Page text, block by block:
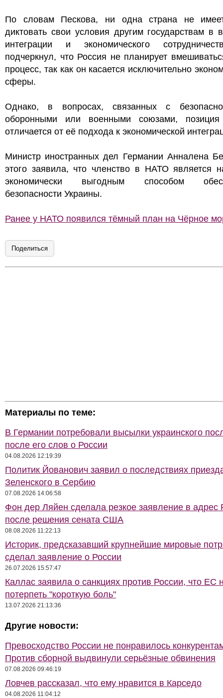
По словам Пескова, ни одна страна не
диктовать свои условия другим государствам в
интеграции и экономического
подчеркнул, что Россия не планирует
процесс, так как он касается исключительно
сферы.
Однако, в вопросах, связанных с
оборонными или военными союзами, позиция
отличается от её подхода к экономической
Министр иностранных дел Германии Анналена
этого заявила, что членство в НАТО является
экономически выгодным способом
безопасности Украины.
Ранее у НАТО появился тёмный план на Чёрное
Поделиться
Материалы по теме:
В Германии потребовали высылки украинского
после его слов о России
04.08.2026 12:19:39
Политик Йованович заявил о последствиях
Зеленского в Сербию
07.08.2026 14:06:58
Фон дер Ляйен сделала резкое заявление в адрес
после решения сената США
08.08.2026 11:22:13
Историк, предсказавший крупнейшие мировые
сделал заявление о России
26.07.2026 15:57:47
Каллас заявила о санкциях против России, что ЕС
потерпеть "короткую боль"
13.07.2026 21:13:36
Другие новости:
Превосходство России не понравилось
Против сборной выдвинули серьёзные обвинения
07.08.2026 09:46:19
Ловчев рассказал, что ему нравится в Карседо
04.08.2026 11:04:12